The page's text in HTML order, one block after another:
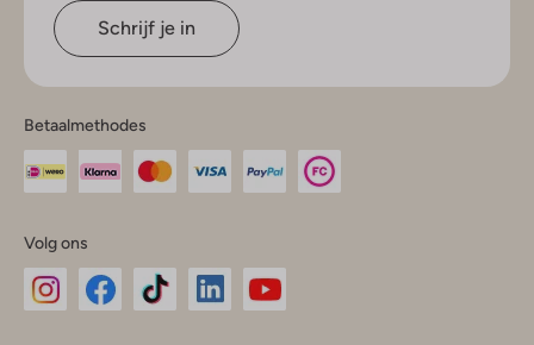
Schrijf je in
Betaalmethodes
Volg ons